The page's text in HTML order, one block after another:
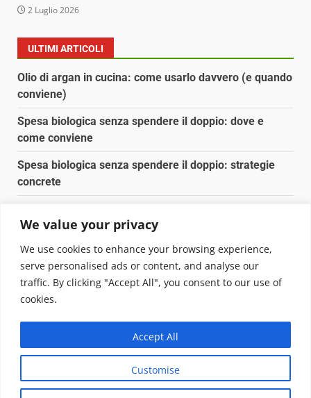
We value your privacy
We use cookies to enhance your browsing experience,
serve personalised ads or content, and analyse our
traffic. By clicking "Accept All", you consent to our use of
cookies.
Customise
Accept All
2 Luglio 2026
ULTIMI ARTICOLI
Olio di argan in cucina: come usarlo davvero (e quando
conviene)
Spesa biologica senza spendere il doppio: dove e
come conviene
Spesa biologica senza spendere il doppio: strategie
concrete
Pulizia naturale della casa: 3 ingredienti che
sostituiscono 10 prodotti chimici
Copyright © 2025 Biopianeta.it proprietà di Jws Media
Questo blog non è una testata giornalistica, in quanto
viene aggiornato senza alcuna periodicità. Non può
pertanto considerarsi un prodotto editoriale ai sensi
della legge n. 62 del 07.03.2001|DarkNewsvon AF
themes.